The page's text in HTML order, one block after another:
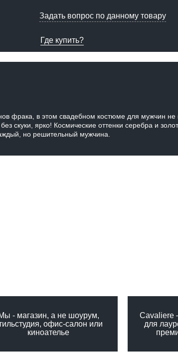
Задать вопрос по данному товару
Где купить?
фрака, в этом свадебном костюме для мужчин
скуки, ярко! Космические оттенки серебра и
но решительный мужчина.
- магазин, а не шоурум,
офис-салон или
киноателье
Сavaliere
для